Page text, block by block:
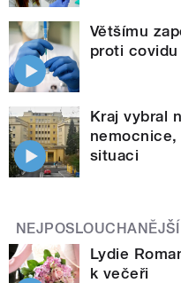
Většímu
proti
Kraj vybral
situaci
NEJPOSLOUCHANĚJŠÍ
Lydie
k večeři